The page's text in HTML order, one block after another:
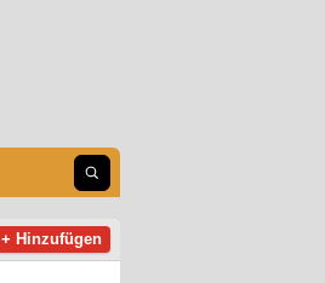
Suche öffnen
+ Hinzufügen